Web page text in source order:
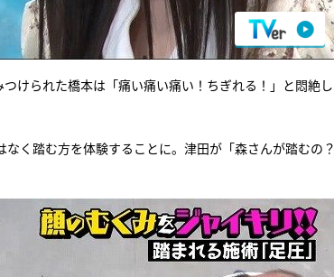
けられた橋本は「痛い痛い痛い！ちぎれる！」と悶絶し
く踏む方を体験することに。津田が「森さんが踏むの？